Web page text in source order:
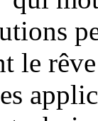
le